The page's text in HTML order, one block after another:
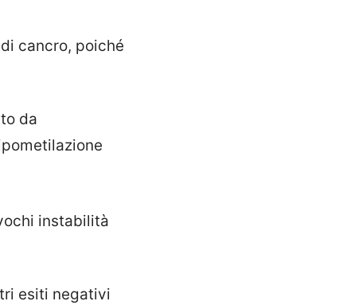
cancro, poiché
da
instabilità
esiti negativi